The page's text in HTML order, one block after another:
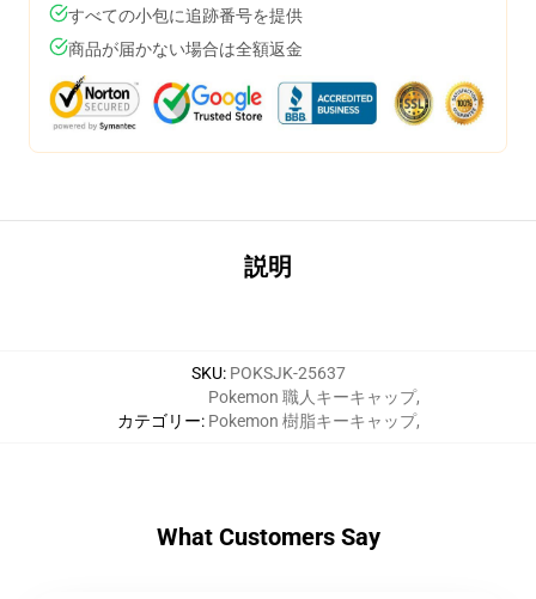
すべての小包に追跡番号を提供
商品が届かない場合は全額返金
説明
SKU: POKSJK-25637
カテゴリー:
Pokemon 職人キーキャップ,
Pokemon 樹脂キーキャップ,
What Customers Say